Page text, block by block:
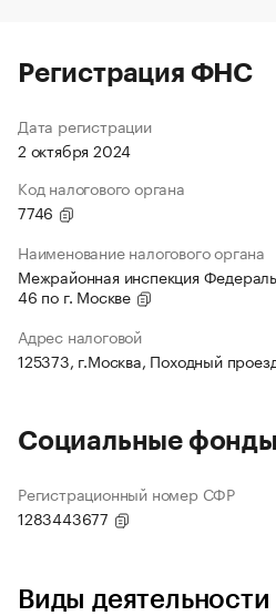
Регистрация ФНС
Дата регистрации
2 октября 2024
Код налогового органа
7746
Наименование налогового органа
Межрайонная инспекция
46 по г. Москве
Адрес налоговой
125373, г.Москва, Походный
Социальные фонды
Регистрационный номер СФР
1283443677
Виды деятельности